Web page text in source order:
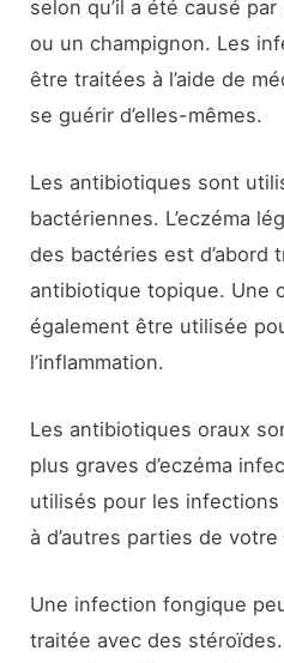
selon qu’il a été causé
ou un champignon. Les
être traitées à l’aide de
se guérir d’elles-mêmes.
Les antibiotiques sont
bactériennes. L’eczéma
des bactéries est d’abord
antibiotique topique. Une
également être utilisée
l’inflammation.
Les antibiotiques oraux
plus graves d’eczéma
utilisés pour les
à d’autres parties de votre
Une infection fongique
traitée avec des